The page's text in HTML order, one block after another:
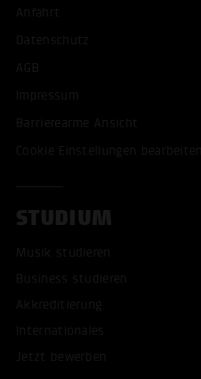
Anfahrt
Datenschutz
AGB
Impressum
Barrierearme Ansicht
Cookie Einstellungen bearbeiten
STUDIUM
Musik studieren
Business studieren
Akkreditierung
Internationales
Jetzt bewerben